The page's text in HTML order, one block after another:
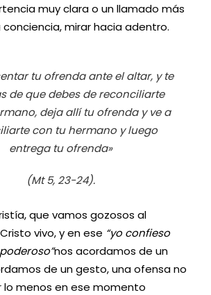
muy clara o un llamado más
mirar hacia adentro.
tu ofrenda ante el altar, y te
de que debes de reconciliarte
deja allí tu ofrenda y ve a
con tu hermano y luego
entrega tu ofrenda»
(Mt 5, 23-24).
que vamos gozosos al
vivo, y en ese “yo confieso
nos acordamos de un
de un gesto, una ofensa no
lo menos en ese momento